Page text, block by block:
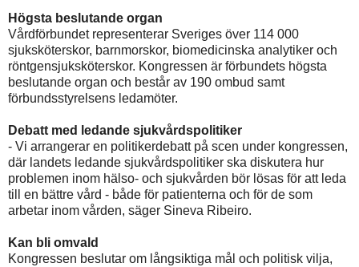
Högsta beslutande organ
Vårdförbundet representerar Sveriges över 114 000
sjuksköterskor, barnmorskor, biomedicinska analytiker och
röntgensjuksköterskor. Kongressen är förbundets högsta
beslutande organ och består av 190 ombud samt
förbundsstyrelsens ledamöter.
Debatt med ledande sjukvårdspolitiker
- Vi arrangerar en politikerdebatt på scen under kongressen,
där landets ledande sjukvårdspolitiker ska diskutera hur
problemen inom hälso- och sjukvården bör lösas för att leda
till en bättre vård - både för patienterna och för de som
arbetar inom vården, säger Sineva Ribeiro.
Kan bli omvald
Kongressen beslutar om långsiktiga mål och politisk vilja,